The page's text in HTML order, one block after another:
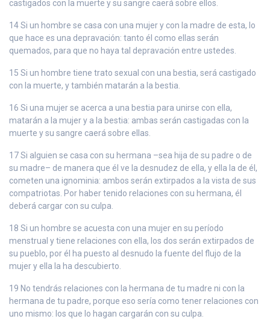
castigados con la muerte y su sangre caerá sobre ellos.
14 Si un hombre se casa con una mujer y con la madre de esta, lo
que hace es una depravación: tanto él como ellas serán
quemados, para que no haya tal depravación entre ustedes.
15 Si un hombre tiene trato sexual con una bestia, será castigado
con la muerte, y también matarán a la bestia.
16 Si una mujer se acerca a una bestia para unirse con ella,
matarán a la mujer y a la bestia: ambas serán castigadas con la
muerte y su sangre caerá sobre ellas.
17 Si alguien se casa con su hermana –sea hija de su padre o de
su madre– de manera que él ve la desnudez de ella, y ella la de él,
cometen una ignominia: ambos serán extirpados a la vista de sus
compatriotas. Por haber tenido relaciones con su hermana, él
deberá cargar con su culpa.
18 Si un hombre se acuesta con una mujer en su período
menstrual y tiene relaciones con ella, los dos serán extirpados de
su pueblo, por él ha puesto al desnudo la fuente del flujo de la
mujer y ella la ha descubierto.
19 No tendrás relaciones con la hermana de tu madre ni con la
hermana de tu padre, porque eso sería como tener relaciones con
uno mismo: los que lo hagan cargarán con su culpa.